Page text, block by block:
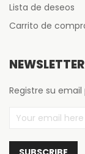
Lista de deseos
Carrito de
NEWSLETTER
Registre su